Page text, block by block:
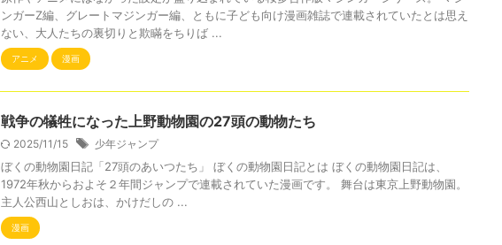
ンガーZ編、グレートマジンガー編、ともに子ども向け漫画雑誌で連載されていたとは思え
ない、大人たちの裏切りと欺瞞をちりば ...
アニメ 漫画
戦争の犠牲になった上野動物園の27頭の動物たち
2025/11/15 少年ジャンプ
ぼくの動物園日記「27頭のあいつたち」 ぼくの動物園日記とは ぼくの動物園日記は、
1972年秋からおよそ２年間ジャンプで連載されていた漫画です。 舞台は東京上野動物園。
主人公西山としおは、かけだしの ...
漫画